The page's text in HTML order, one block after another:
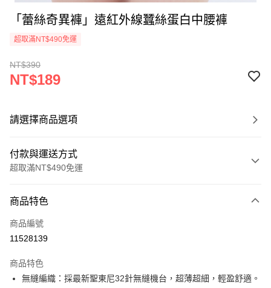
「蕾絲奇異褲」遠紅外線蠶絲蛋白中腰褲
超取滿NT$490免運
NT$390
NT$189
請選擇商品選項
付款與運送方式
超取滿NT$490免運
信用卡一次付款
超商取貨付款
Apple Pay
商品特色
商品編號
11528139
商品特色
無縫編織：採最新聖東尼32針無縫機台，超薄超細，輕盈舒適。